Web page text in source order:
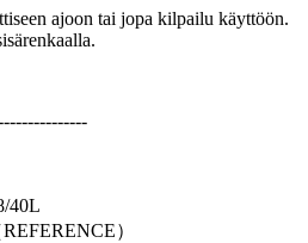
ajoon tai jopa kilpailu käyttöön.
40L
）